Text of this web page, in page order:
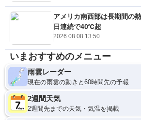
アメリカ南西部は長期間の
日連続で40℃超
2026.08.08 13:50
いまおすすめのメニュー
雨雲レーダー
現在の雨雲の動きと60時間先の予報
2週間天気
2週間先までの天気・気温を掲載